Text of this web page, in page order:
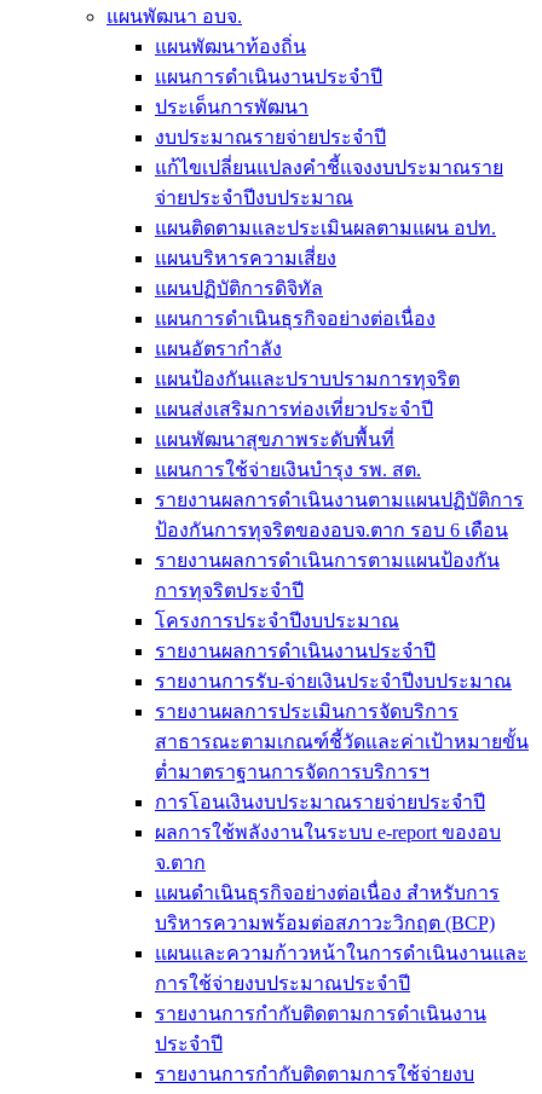
แผนพัฒนา อบจ.
แผนพัฒนาท้องถิ่น
แผนการดำเนินงานประจำปี
ประเด็นการพัฒนา
งบประมาณรายจ่ายประจำปี
แก้ไขเปลี่ยนแปลงคำชี้แจงงบประมาณราย
จ่ายประจำปีงบประมาณ
แผนติดตามและประเมินผลตามแผน อปท.
แผนบริหารความเสี่ยง
แผนปฏิบัติการดิจิทัล
แผนการดำเนินธุรกิจอย่างต่อเนื่อง
แผนอัตรากำลัง
แผนป้องกันและปราบปรามการทุจริต
แผนส่งเสริมการท่องเที่ยวประจำปี
แผนพัฒนาสุขภาพระดับพื้นที่
แผนการใช้จ่ายเงินบำรุง รพ. สต.
รายงานผลการดำเนินงานตามแผนปฏิบัติการ
ป้องกันการทุจริตของอบจ.ตาก รอบ 6 เดือน
รายงานผลการดำเนินการตามแผนป้องกัน
การทุจริตประจำปี
โครงการประจำปีงบประมาณ
รายงานผลการดำเนินงานประจำปี
รายงานการรับ-จ่ายเงินประจำปีงบประมาณ
รายงานผลการประเมินการจัดบริการ
สาธารณะตามเกณฑ์ชี้วัดและค่าเป้าหมายขั้น
ต่ำมาตราฐานการจัดการบริการฯ
การโอนเงินงบประมาณรายจ่ายประจำปี
ผลการใช้พลังงานในระบบ e-report ของอบ
จ.ตาก
แผนดำเนินธุรกิจอย่างต่อเนื่อง สำหรับการ
บริหารความพร้อมต่อสภาวะวิกฤต (BCP)
แผนและความก้าวหน้าในการดำเนินงานและ
การใช้จ่ายงบประมาณประจำปี
รายงานการกำกับติดตามการดำเนินงาน
ประจำปี
รายงานการกำกับติดตามการใช้จ่ายงบ